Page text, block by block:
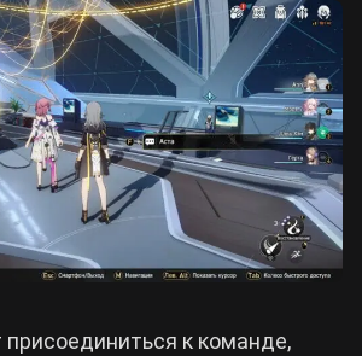
присоединиться к команде,